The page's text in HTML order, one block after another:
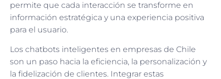
permite que cada interacción se transforme en
información estratégica y una experiencia positiva
para el usuario.
Los chatbots inteligentes en empresas de Chile
son un paso hacia la eficiencia, la personalización y
la fidelización de clientes. Integrar estas